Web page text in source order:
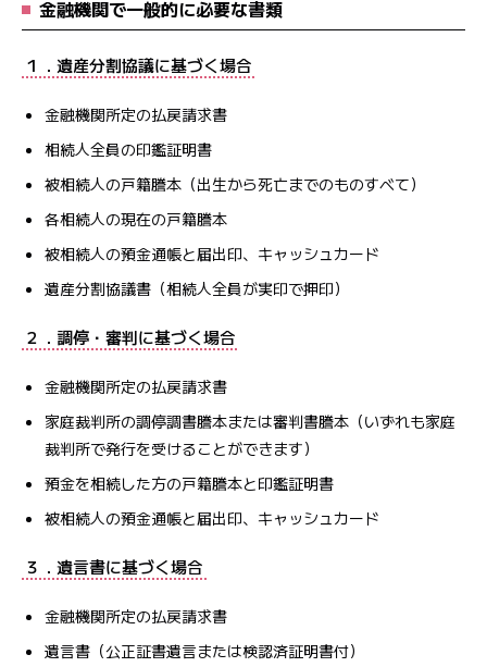
金融機関で一般的に必要な書類
１．遺産分割協議に基づく場合
金融機関所定の払戻請求書
相続人全員の印鑑証明書
被相続人の戸籍謄本（出生から死亡までのものすべて）
各相続人の現在の戸籍謄本
被相続人の預金通帳と届出印、キャッシュカード
遺産分割協議書（相続人全員が実印で押印）
２．調停・審判に基づく場合
金融機関所定の払戻請求書
家庭裁判所の調停調書謄本または審判書謄本（いずれも家庭
裁判所で発行を受けることができます）
預金を相続した方の戸籍謄本と印鑑証明書
被相続人の預金通帳と届出印、キャッシュカード
３．遺言書に基づく場合
金融機関所定の払戻請求書
遺言書（公正証書遺言または検認済証明書付）